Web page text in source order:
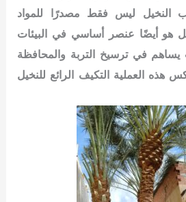
النخيل ليس فقط مصدرًا للمواد
بل هو أيضًا عنصر أساسي في البيئات
في ترسيخ التربة والمحافظة
هذه العملية التكيف الرائع للنخيل